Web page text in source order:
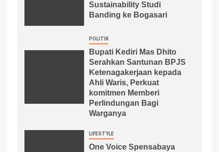
Sustainability Studi
Banding ke Bogasari
POLITIK
Bupati Kediri Mas Dhito
Serahkan Santunan BPJS
Ketenagakerjaan kepada
Ahli Waris, Perkuat
komitmen Memberi
Perlindungan Bagi
Warganya
LIFESTYLE
One Voice Spensabaya